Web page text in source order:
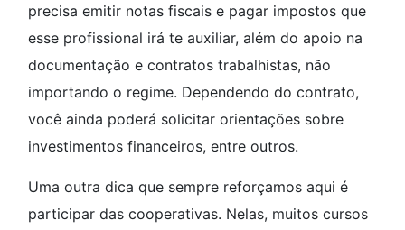
precisa emitir notas fiscais e pagar impostos que
esse profissional irá te auxiliar, além do apoio na
documentação e contratos trabalhistas, não
importando o regime. Dependendo do contrato,
você ainda poderá solicitar orientações sobre
investimentos financeiros, entre outros.
Uma outra dica que sempre reforçamos aqui é
participar das cooperativas. Nelas, muitos cursos